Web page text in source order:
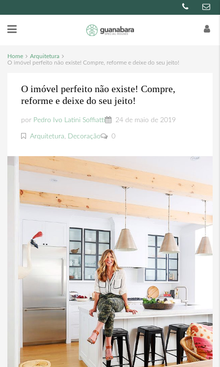
Home
Arquitetura
O imóvel perfeito não existe! Compre, reforme e deixe do seu jeito!
O imóvel perfeito não existe! Compre,
reforme e deixe do seu jeito!
por Pedro Ivo Latini Soffiatti 24 de maio de 2019
Arquitetura, Decoração 0